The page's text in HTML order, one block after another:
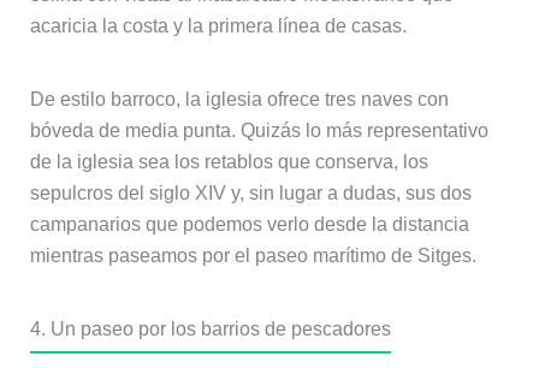
acaricia la costa y la primera línea de casas.
De estilo barroco, la iglesia ofrece tres naves con
bóveda de media punta. Quizás lo más representativo
de la iglesia sea los retablos que conserva, los
sepulcros del siglo XIV y, sin lugar a dudas, sus dos
campanarios que podemos verlo desde la distancia
mientras paseamos por el paseo marítimo de Sitges.
4. Un paseo por los barrios de pescadores